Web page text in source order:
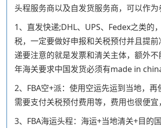
头程服务商以及自发货服务商，可以作
1、直发快递;DHL、UPS、Fedex之类
税，一定要做好申报和关税预付并且提
递要注意的就是发票和清关主体，额外
年海关要求中国发货必须有made in
2、FBA空+派：使用空运先运到当地，
需要支付关税预付费用等，费用也很便
3、FBA海运头程：海运+当地清关+目的